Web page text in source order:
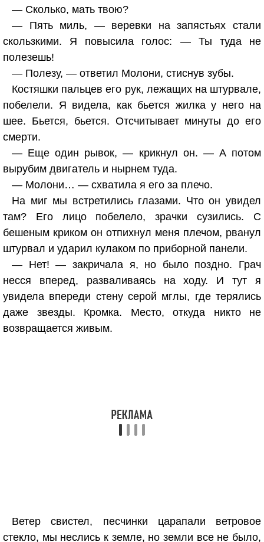
— Сколько, мать твою?
— Пять миль, — веревки на запястьях стали
скользкими. Я повысила голос: — Ты туда не
полезешь!
— Полезу, — ответил Молони, стиснув зубы.
Костяшки пальцев его рук, лежащих на штурвале,
побелели. Я видела, как бьется жилка у него на
шее. Бьется, бьется. Отсчитывает минуты до его
смерти.
— Еще один рывок, — крикнул он. — А потом
вырубим двигатель и нырнем туда.
— Молони… — схватила я его за плечо.
На миг мы встретились глазами. Что он увидел
там? Его лицо побелело, зрачки сузились. С
бешеным криком он отпихнул меня плечом, рванул
штурвал и ударил кулаком по приборной панели.
— Нет! — закричала я, но было поздно. Грач
несся вперед, разваливаясь на ходу. И тут я
увидела впереди стену серой мглы, где терялись
даже звезды. Кромка. Место, откуда никто не
возвращается живым.
Ветер свистел, песчинки царапали ветровое
стекло, мы неслись к земле, но земли все не было,